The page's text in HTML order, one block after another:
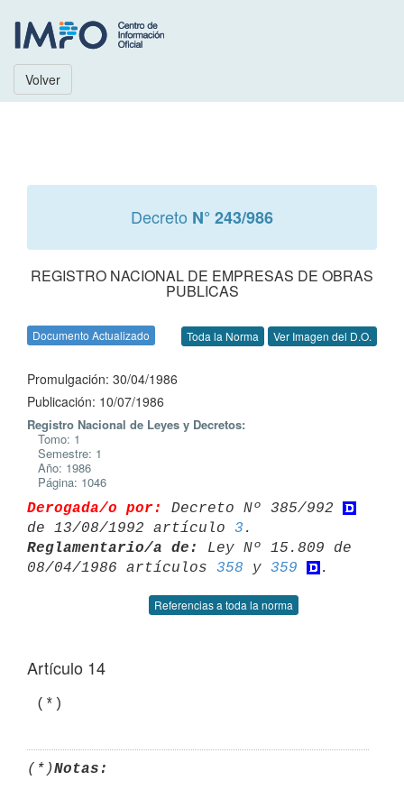
Volver
Decreto N° 243/986
REGISTRO NACIONAL DE EMPRESAS DE OBRAS
PUBLICAS
Documento Actualizado Toda la Norma Ver Imagen del D.O.
Promulgación: 30/04/1986
Publicación: 10/07/1986
Registro Nacional de Leyes y Decretos:
Tomo: 1
Semestre: 1
Año: 1986
Página: 1046
Derogada/o por:
Decreto Nº 385/992
de 13/08/1992 artículo 3
Reglamentario/a de:
Ley Nº 15.809 de
08/04/1986 artículos 358 y 359
Referencias a toda la norma
Artículo 14
(*)Notas: